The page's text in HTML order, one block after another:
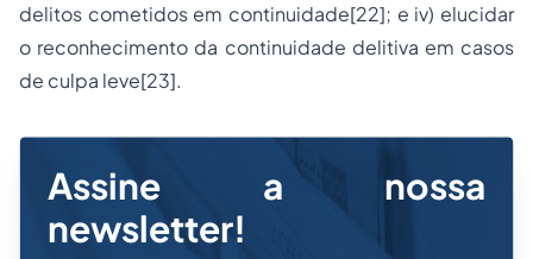
delitos cometidos em continuidade[22]; e iv) elucidar
o reconhecimento da continuidade delitiva em casos
de culpa leve[23].
Assine a nossa
newsletter!